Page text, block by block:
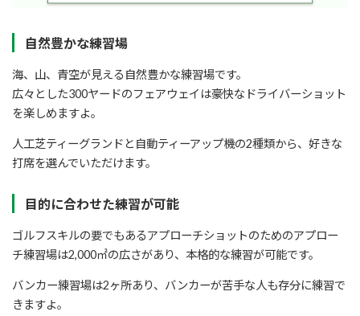
自然豊かな練習場
海、山、青空が見える自然豊かな練習場です。
広々とした300ヤードのフェアウェイは豪快なドライバーショット
を楽しめますよ。
人工芝ティーグランドと自動ティーアップ機の2種類から、好きな
打席を選んでいただけます。
目的に合わせた練習が可能
ゴルフスキルの要でもあるアプローチショットのためのアプロー
チ練習場は2,000㎡の広さがあり、本格的な練習が可能です。
バンカー練習場は2ヶ所あり、バンカーが苦手な人も存分に練習で
きますよ。